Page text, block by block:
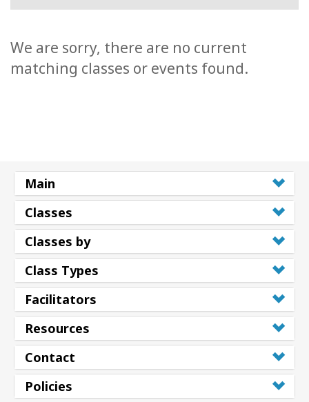
CONTACT
We are sorry, there are no current
matching classes or events found.
Main
Classes
Classes by
Class Types
Facilitators
Resources
Contact
Policies